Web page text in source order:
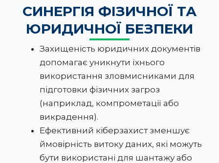
СИНЕРГІЯ ФІЗИЧНОЇ ТА
ЮРИДИЧНОЇ БЕЗПЕКИ
Захищеність юридичних документів
допомагає уникнути їхнього
використання зловмисниками для
підготовки фізичних загроз
(наприклад, компрометації або
викрадення).
Ефективний кіберзахист зменшує
ймовірність витоку даних, які можуть
бути використані для шантажу або